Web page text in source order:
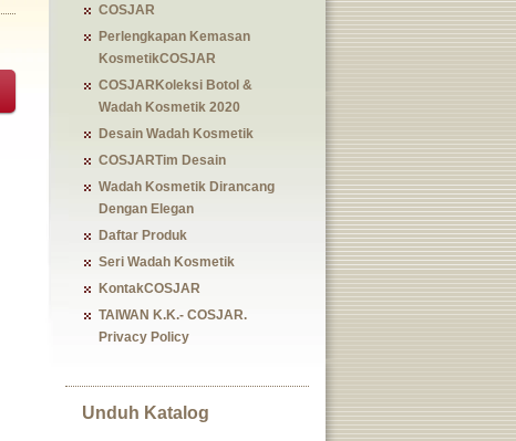
COSJAR
Perlengkapan Kemasan
KosmetikCOSJAR
COSJARKoleksi Botol &
Wadah Kosmetik 2020
Desain Wadah Kosmetik
COSJARTim Desain
Wadah Kosmetik Dirancang
Dengan Elegan
Daftar Produk
Seri Wadah Kosmetik
KontakCOSJAR
TAIWAN K.K.- COSJAR.
Privacy Policy
Unduh Katalog